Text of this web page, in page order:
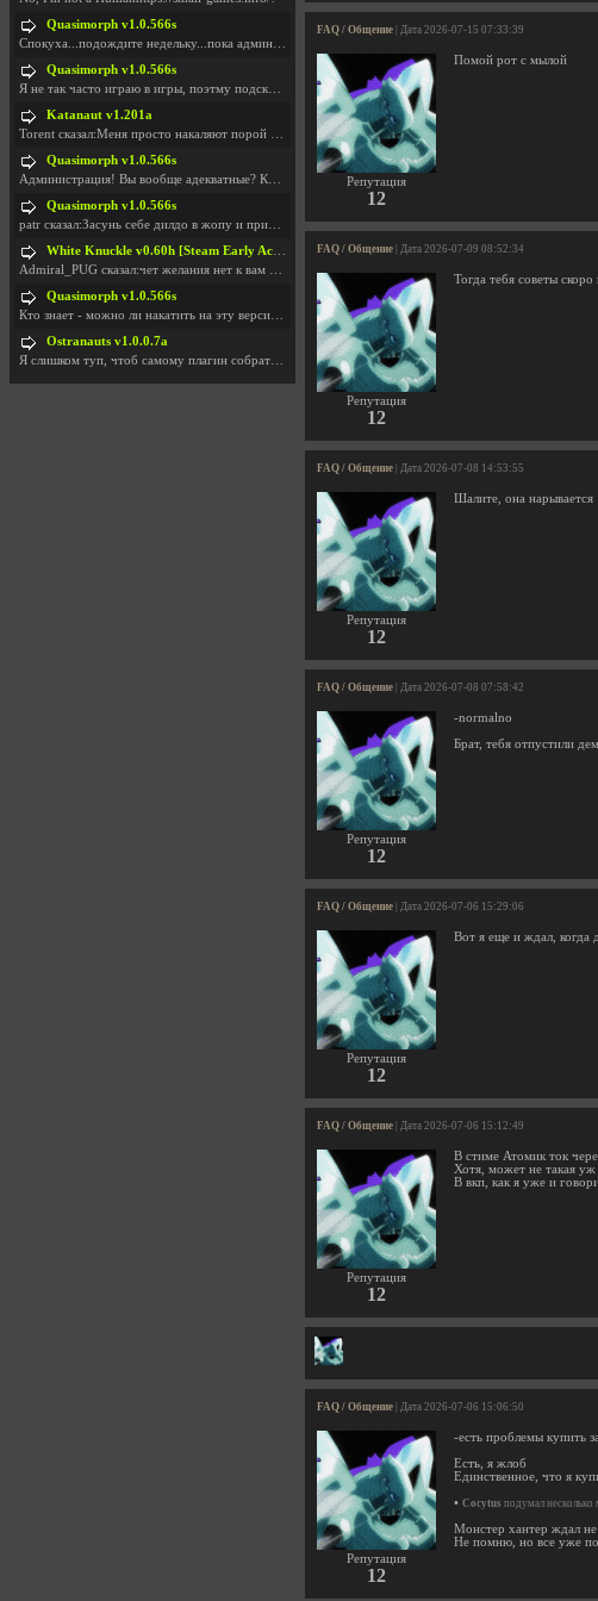
FAQ / Общение | Дата 2026-07-15 07:33:39
Репутация
12
Помой рот с мылой
FAQ / Общение | Дата 2026-07-09 08:52:34
Репутация
12
Тогда тебя советы
FAQ / Общение | Дата 2026-07-08 14:53:55
Репутация
12
Шалите, она нарывается
FAQ / Общение | Дата 2026-07-08 07:58:42
Репутация
12
-normalno
Брат, тебя отпустили
FAQ / Общение | Дата 2026-07-06 15:29:06
Репутация
12
Вот я еще и ждал, когда
FAQ / Общение | Дата 2026-07-06 15:12:49
Репутация
12
В стиме Атомик ток
Хотя, может не такая
В вкп, как я уже и
FAQ / Общение | Дата 2026-07-06 15:06:50
Репутация
12
-есть проблемы купить
Есть, я жлоб
Единственное, что я
• Cocytus подумал несколько
Монстер хантер ждал не
Не помню, но все уже
Quasimorph v1.0.566s
Спокуха...подождите недельку...пока админов отпуст
Quasimorph v1.0.566s
Я не так часто играю в игры, поэтму подсказка про
Katanaut v1.201a
Torent сказал:Меня просто накаляют порой речи о то
Quasimorph v1.0.566s
Администрация! Вы вообще адекватные? Какие монетки
Quasimorph v1.0.566s
patr сказал:Засунь себе дилдо в жопу и пришли фотк
White Knuckle v0.60h [Steam Early Access]
Admiral_PUG сказал:чет желания нет к вам сюда захо
Quasimorph v1.0.566s
Кто знает - можно ли накатить на эту версию моды?
Ostranauts v1.0.0.7a
Я слишком туп, чтоб самому плагин собрать. И что-т